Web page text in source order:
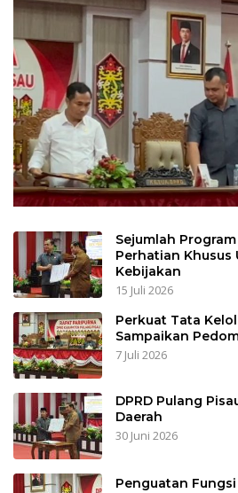
Sejumlah
Perhatian Khusus
Kebijakan
15 Juli 2026
Perkuat Tata
Sampaikan
7 Juli 2026
DPRD Pulang
Daerah
30 Juni 2026
Penguatan